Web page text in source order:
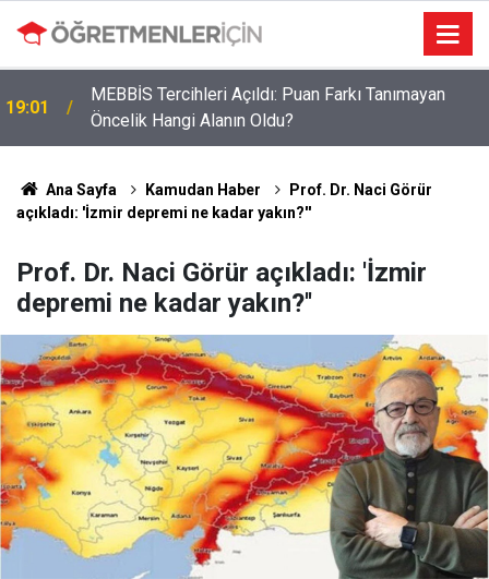
MEBBİS Tercihleri Açıldı: Puan Farkı Tanımayan
Öncelik Hangi Alanın Oldu?
09:03
Öğretmenlere Müjdeli Haber: Bu 12 İlde Norm
Kadro Tıkanıklığı Yaşanmayacak
Ana Sayfa Kamudan Haber
Prof. Dr. Naci Görür
açıkladı: 'İzmir depremi ne kadar yakın?''
Prof. Dr. Naci Görür açıkladı: 'İzmir
depremi ne kadar yakın?''